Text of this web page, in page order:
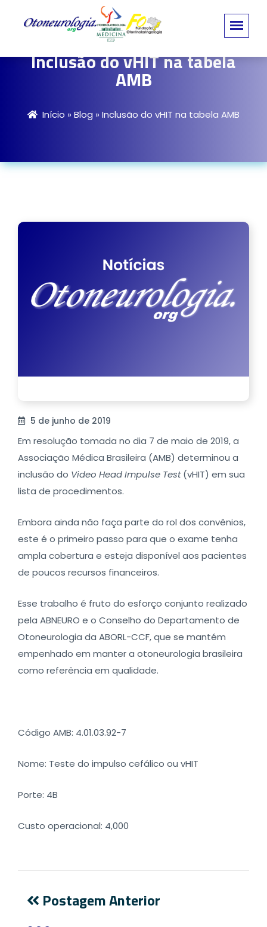
Inclusão do vHIT na tabela
AMB
Início » Blog » Inclusão do vHIT na tabela AMB
5 de junho de 2019
Em resolução tomada no dia 7 de maio de 2019, a
Associação Médica Brasileira (AMB) determinou a
inclusão do Video Head Impulse Test(vHIT) em sua
lista de procedimentos.
Embora ainda não faça parte do rol dos convênios,
este é o primeiro passo para que o exame tenha
ampla cobertura e esteja disponível aos pacientes
de poucos recursos financeiros.
Esse trabalho é fruto do esforço conjunto realizado
pela ABNEURO e o Conselho do Departamento de
Otoneurologia da ABORL-CCF, que se mantém
empenhado em manter a otoneurologia brasileira
como referência em qualidade.
Código AMB: 4.01.03.92-7
Nome: Teste do impulso cefálico ou vHIT
Porte: 4B
Custo operacional: 4,000
Postagem Anterior